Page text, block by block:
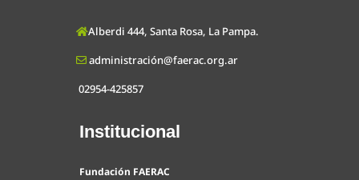
Alberdi 444, Santa Rosa, La Pampa.
administración@faerac.org.ar
02954-425857
Institucional
Fundación FAERAC